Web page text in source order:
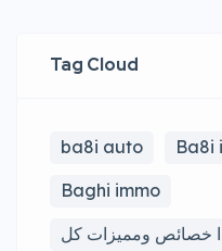
Tag Cloud
ba8i auto
Ba8i
Baghi immo
خصائص ومميزات كل